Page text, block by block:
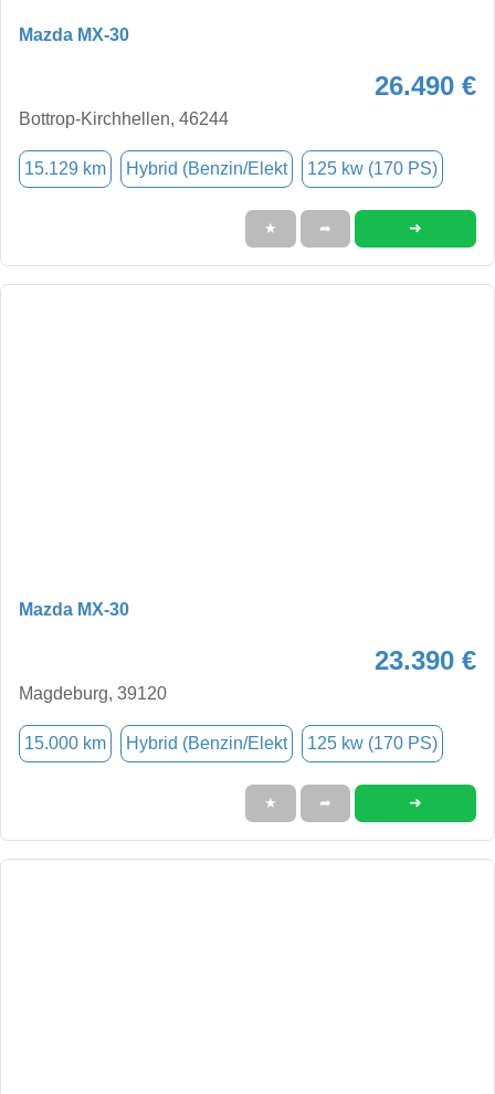
Mazda MX-30
26.490 €
Bottrop-Kirchhellen, 46244
15.129 km Hybrid (Benzin/Elekt 125 kw (170 PS)
★ ➦ ➜
Mazda MX-30
23.390 €
Magdeburg, 39120
15.000 km Hybrid (Benzin/Elekt 125 kw (170 PS)
★ ➦ ➜